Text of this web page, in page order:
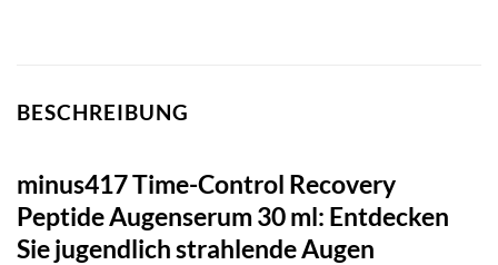
BESCHREIBUNG
minus417 Time-Control Recovery
Peptide Augenserum 30 ml: Entdecken
Sie jugendlich strahlende Augen